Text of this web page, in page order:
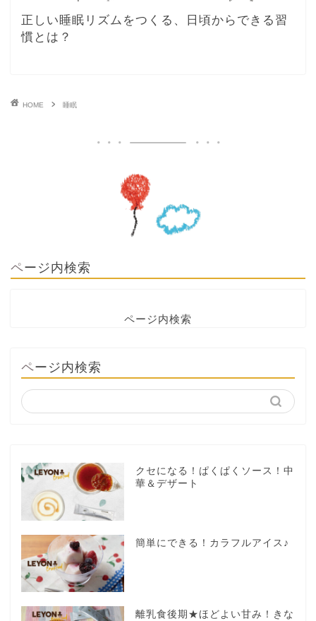
正しい睡眠リズムをつくる、日頃からできる習
慣とは？
HOME 睡眠
ページ内検索
ページ内検索
ページ内検索
クセになる！ぱくぱくソース！中
華＆デザート
簡単にできる！カラフルアイス♪
離乳食後期★ほどよい甘み！きな